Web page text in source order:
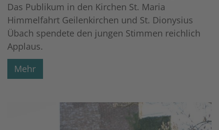
Das Publikum in den Kirchen St. Maria
Himmelfahrt Geilenkirchen und St. Dionysius
Übach spendete den jungen Stimmen reichlich
Applaus.
Mehr